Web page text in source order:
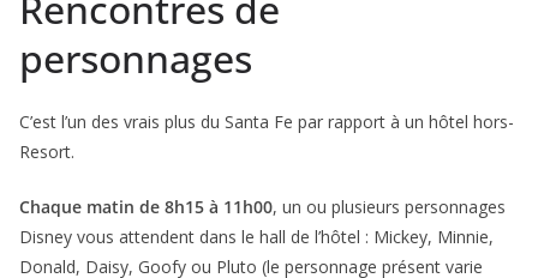
personnages
C’est l’un des vrais plus du Santa Fe par rapport à un hôtel hors-
Resort.
Chaque matin de 8h15 à 11h00, un ou plusieurs personnages
Disney vous attendent dans le hall de l’hôtel : Mickey, Minnie,
Donald, Daisy, Goofy ou Pluto (le personnage présent varie